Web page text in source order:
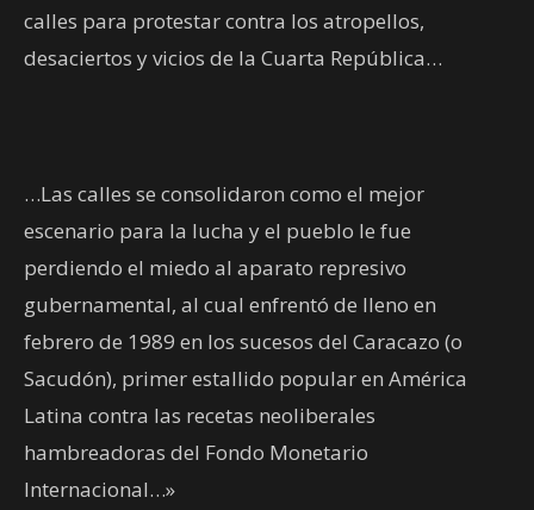
calles para protestar contra los atropellos,
desaciertos y vicios de la Cuarta República…
…Las calles se consolidaron como el mejor
escenario para la lucha y el pueblo le fue
perdiendo el miedo al aparato represivo
gubernamental, al cual enfrentó de lleno en
febrero de 1989 en los sucesos del Caracazo (o
Sacudón), primer estallido popular en América
Latina contra las recetas neoliberales
hambreadoras del Fondo Monetario
Internacional…»